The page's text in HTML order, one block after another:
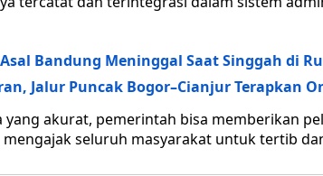
Bandung Meninggal Saat Singgah di
Jalur Puncak Bogor–Cianjur Terapkan
yang akurat, pemerintah bisa memberikan
mengajak seluruh masyarakat untuk tertib